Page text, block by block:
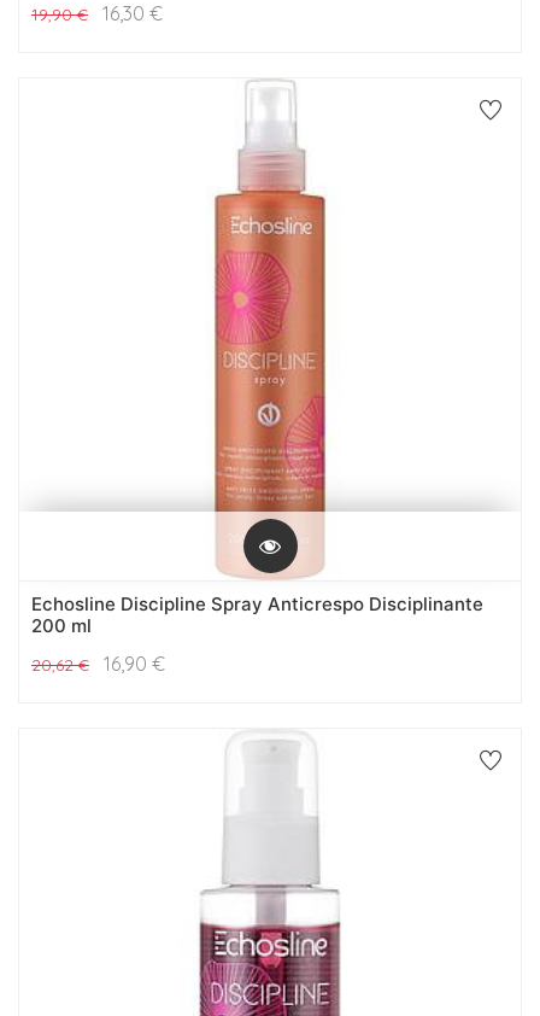
19,90€ 16,30 €
Echosline Discipline Spray Anticrespo Disciplinante
200 ml
20,62€ 16,90 €